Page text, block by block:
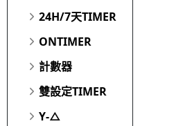
24H/7天TIMER
ONTIMER
計數器
雙設定TIMER
Y-△